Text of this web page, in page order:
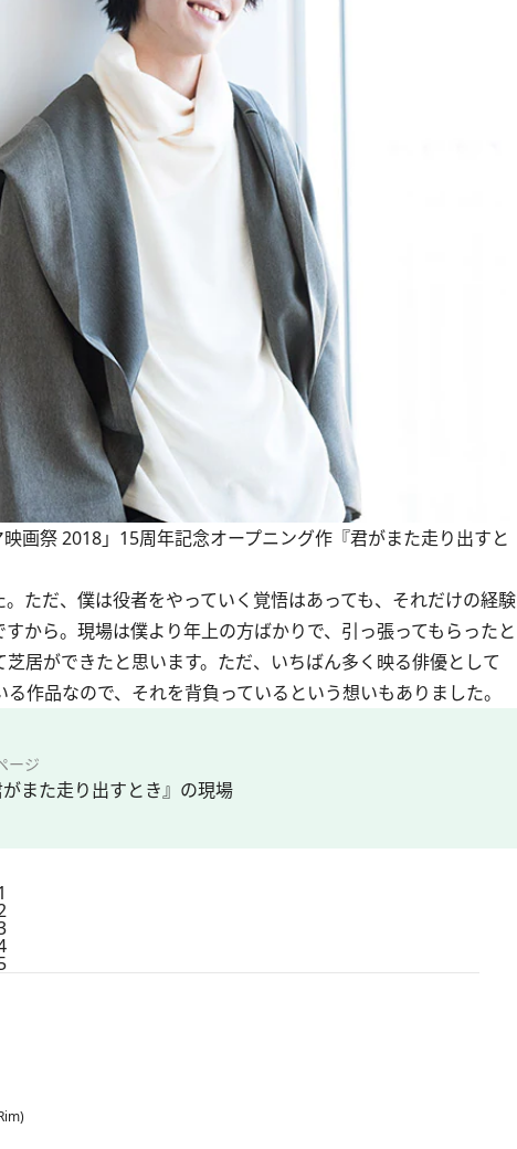
祭 2018」15周年記念オープニング作『君がまた走り出すと
ただ、僕は役者をやっていく覚悟はあっても、それだけの経験
から。現場は僕より年上の方ばかりで、引っ張ってもらったと
居ができたと思います。ただ、いちばん多く映る俳優として
作品なので、それを背負っているという想いもありました。
ージ
また走り出すとき』の現場